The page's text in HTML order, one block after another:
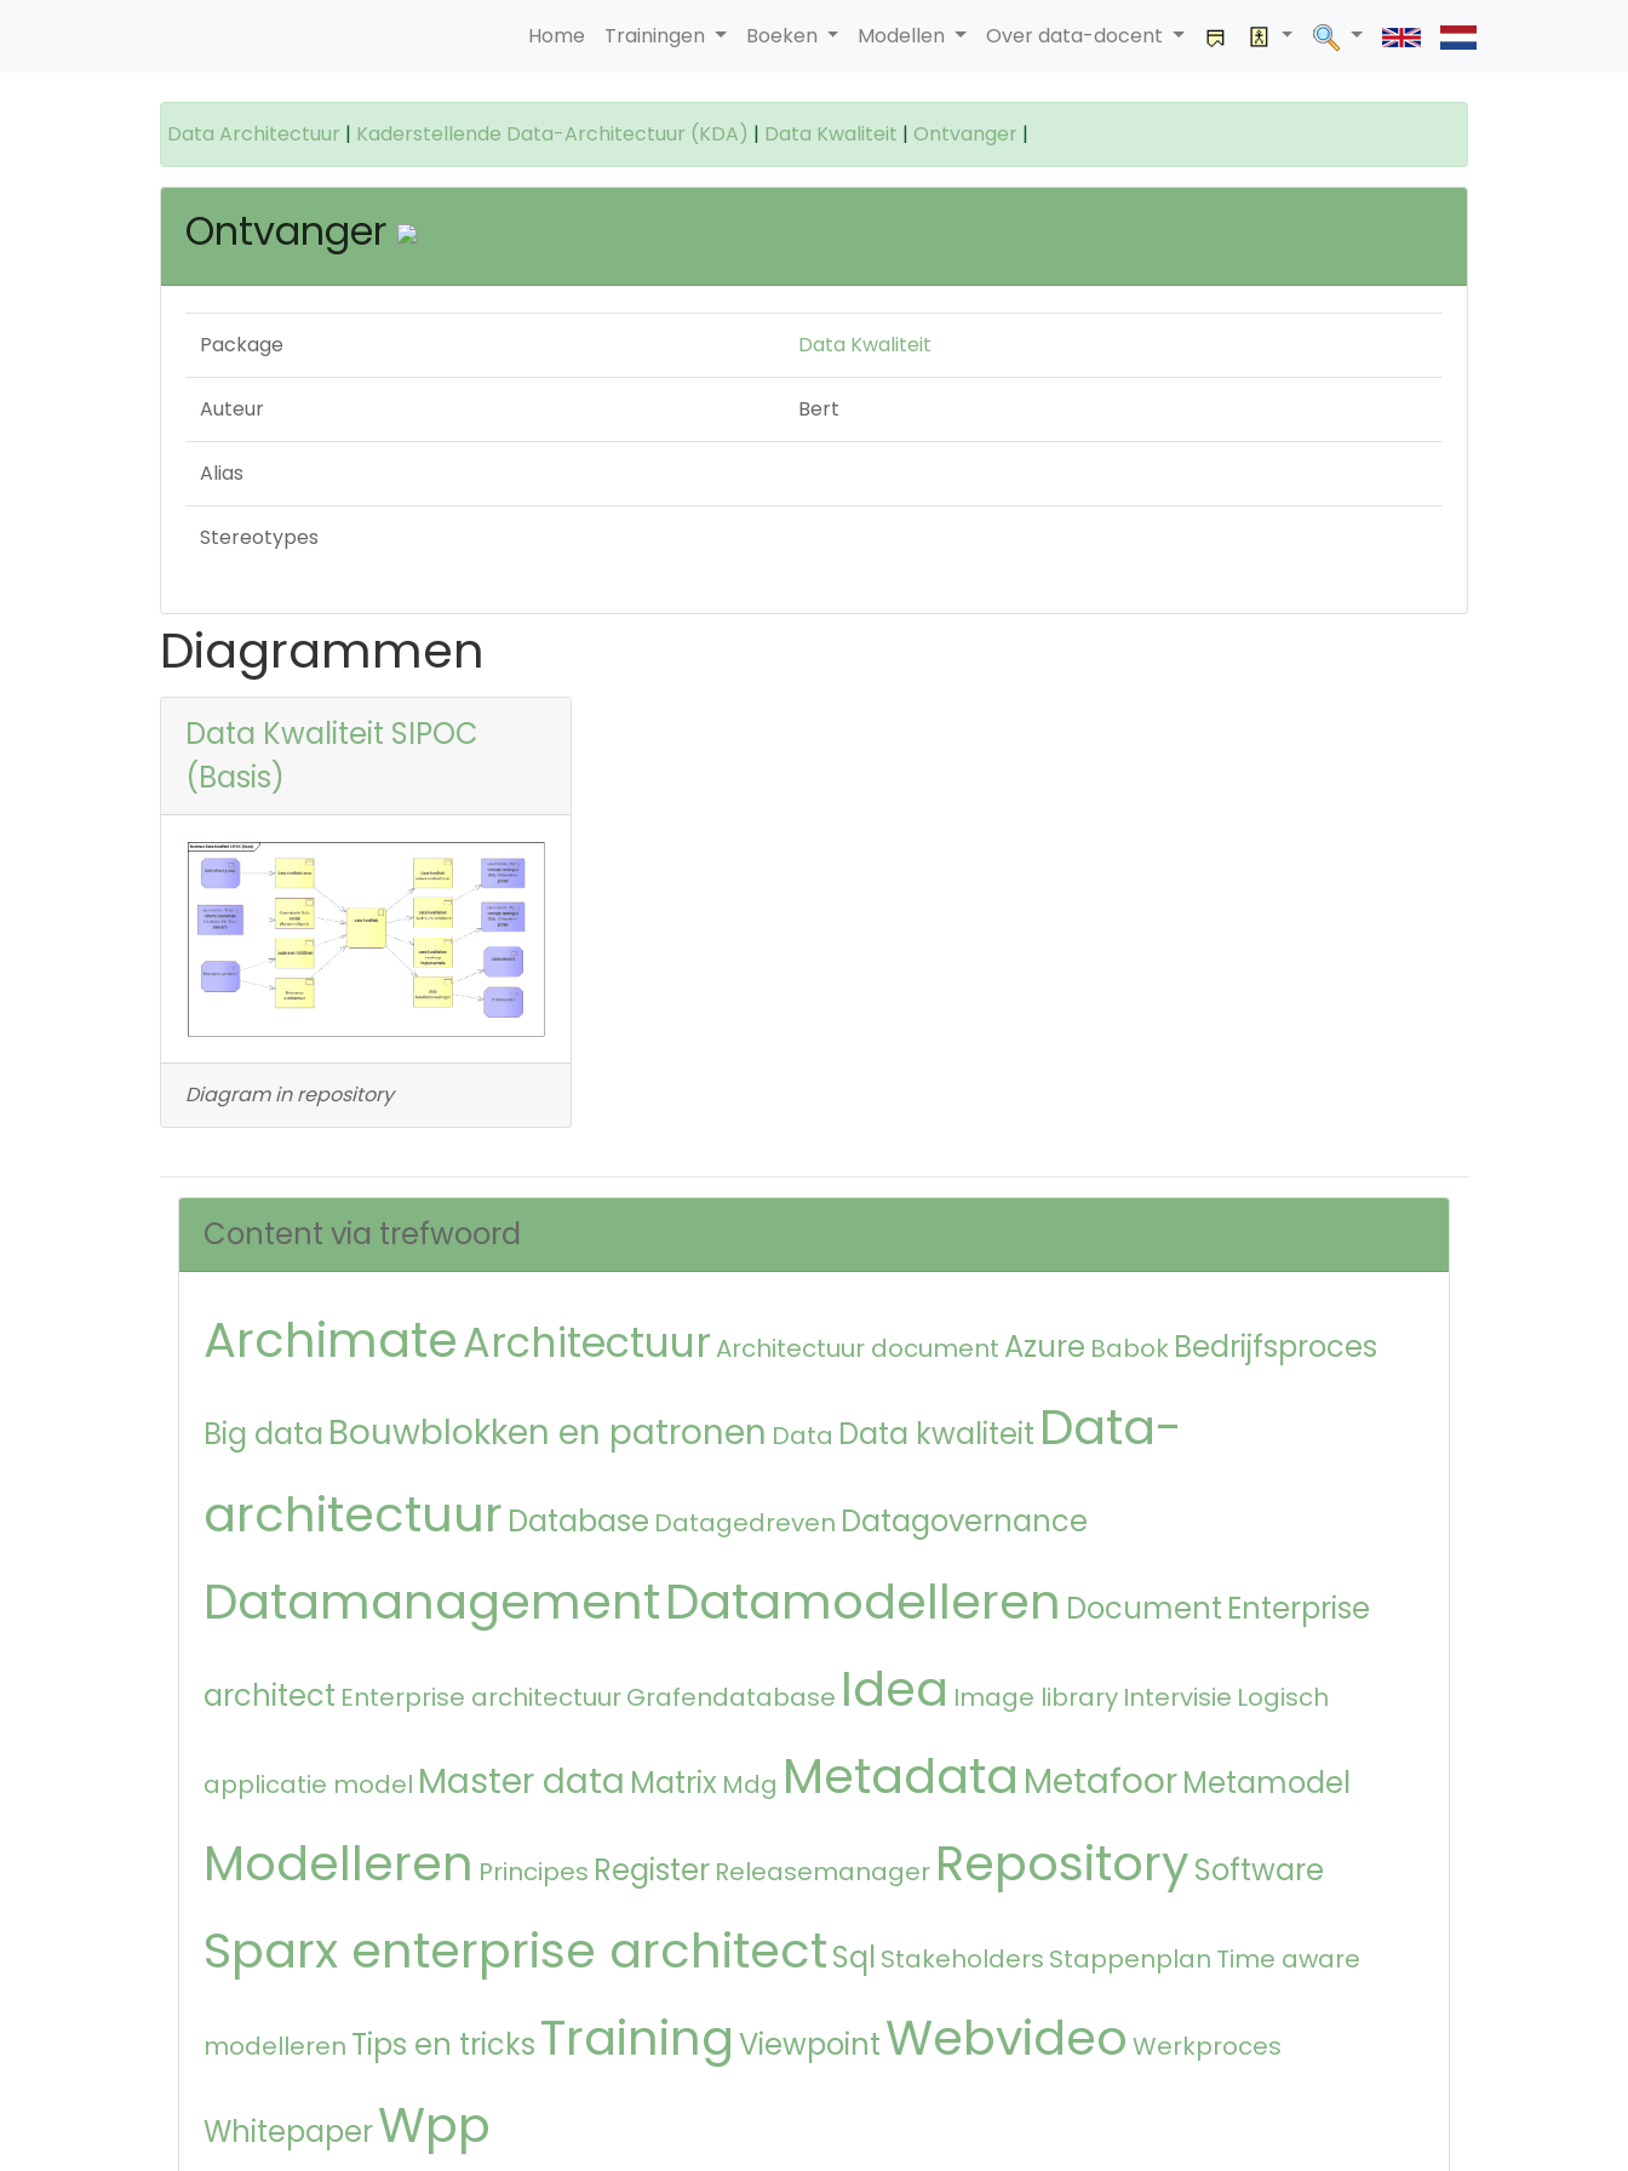
Home Trainingen Boeken Modellen Over data-docent
Data Architectuur | Kaderstellende Data-Architectuur (KDA) | Data Kwaliteit | Ontvanger |
Ontvanger
Package Data Kwaliteit
Auteur Bert
Alias
Stereotypes
Diagrammen
Data Kwaliteit SIPOC
(Basis)
Diagram in repository
Content via trefwoord
ArchimateArchitectuur Architectuur document Azure Babok Bedrijfsproces
Big data Bouwblokken en patronen Data Data kwaliteit Data-
architectuur Database Datagedreven Datagovernance
DatamanagementDatamodelleren Document Enterprise
architect Enterprise architectuurGrafendatabase Idea Image library Intervisie Logisch
applicatie model Master data Matrix Mdg Metadata MetafoorMetamodel
Modelleren Principes Register Releasemanager RepositorySoftware
Sparx enterprise architectSql Stakeholders Stappenplan Time aware
modelleren Tips en tricksTraining ViewpointWebvideo Werkproces
WhitepaperWpp